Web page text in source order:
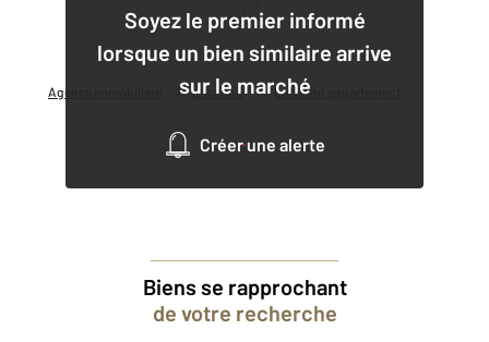
Agence immobilière Location Location appartement
Soyez le premier informé
lorsque un bien similaire arrive
sur le marché
Créer une alerte
Biens se rapprochant
de votre recherche